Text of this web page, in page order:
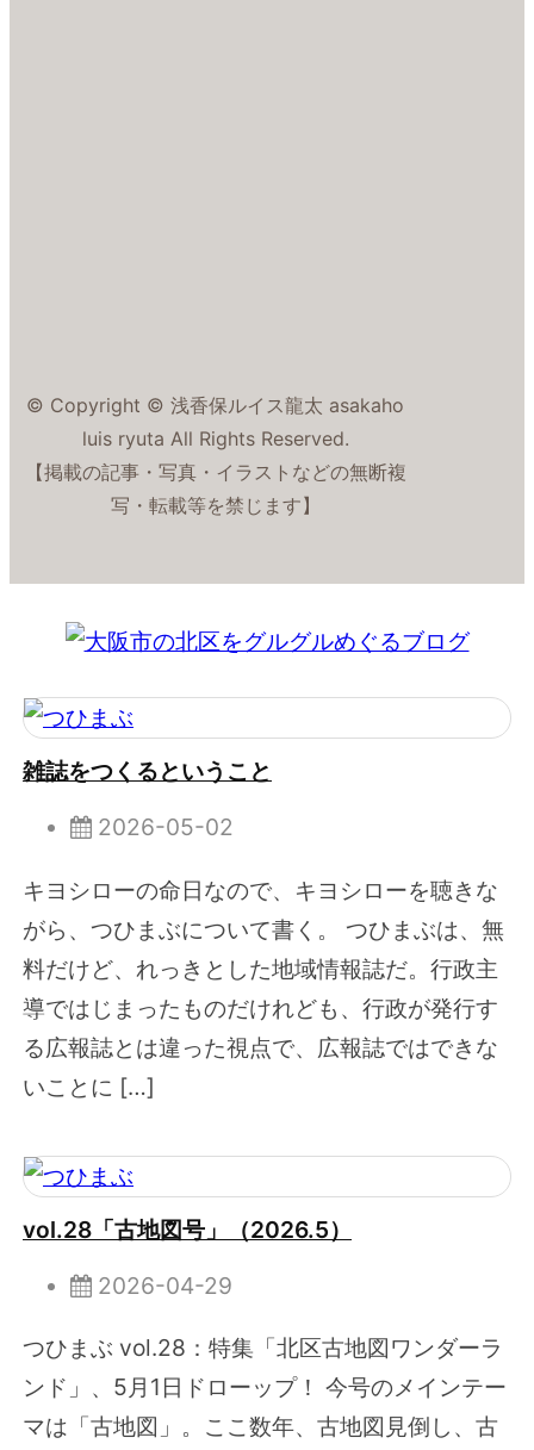
© Copyright © 浅香保ルイス龍太 asakaho
luis ryuta All Rights Reserved.
【掲載の記事・写真・イラストなどの無断複
写・転載等を禁じます】
雑誌をつくるということ
2026-05-02
キヨシローの命日なので、キヨシローを聴きな
がら、つひまぶについて書く。 つひまぶは、無
料だけど、れっきとした地域情報誌だ。行政主
導ではじまったものだけれども、行政が発行す
る広報誌とは違った視点で、広報誌ではできな
いことに […]
vol.28「古地図号」（2026.5）
2026-04-29
つひまぶ vol.28：特集「北区古地図ワンダーラ
ンド」、5月1日ドローップ！ 今号のメインテー
マは「古地図」。ここ数年、古地図見倒し、古